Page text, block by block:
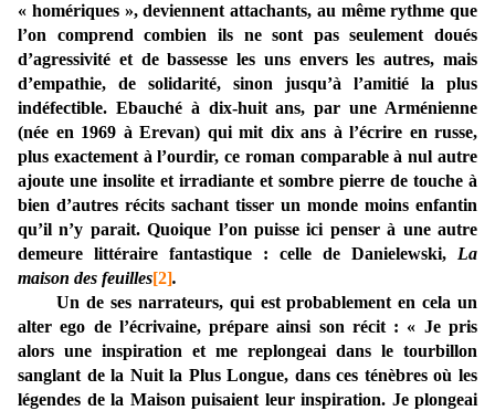
« homériques », deviennent attachants, au même rythme que
l’on comprend combien ils ne sont pas seulement doués
d’agressivité et de bassesse les uns envers les autres, mais
d’empathie, de solidarité, sinon jusqu’à l’amitié la plus
indéfectible. Ebauché à dix-huit ans, par une Arménienne
(née en 1969 à Erevan) qui mit dix ans à l’écrire en russe,
plus exactement à l’ourdir, ce roman comparable à nul autre
ajoute une insolite et irradiante et sombre pierre de touche à
bien d’autres récits sachant tisser un monde moins enfantin
qu’il n’y parait. Quoique l’on puisse ici penser à une autre
demeure littéraire fantastique : celle de Danielewski, La
maison des feuilles[2].
Un de ses narrateurs, qui est probablement en cela un
alter ego de l’écrivaine, prépare ainsi son récit : « Je pris
alors une inspiration et me replongeai dans le tourbillon
sanglant de la Nuit la Plus Longue, dans ces ténèbres où les
légendes de la Maison puisaient leur inspiration. Je plongeai